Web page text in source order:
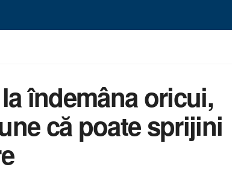
îndemâna oricui,
că poate sprijini